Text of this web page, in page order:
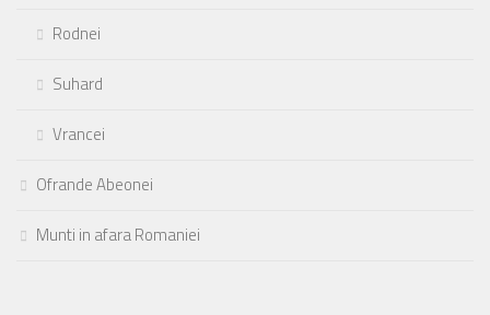
Rodnei
Suhard
Vrancei
Ofrande Abeonei
Munti in afara Romaniei